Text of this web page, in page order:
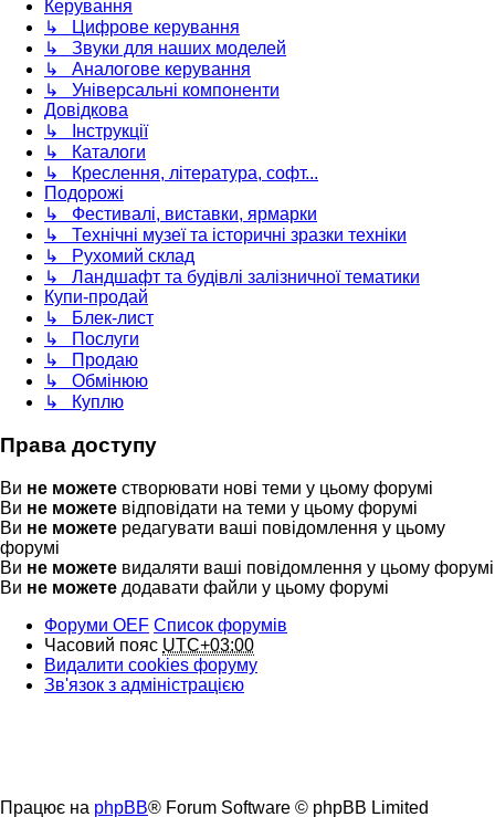
Керування
↳ Цифрове керування
↳ Звуки для наших моделей
↳ Аналогове керування
↳ Універсальні компоненти
Довідкова
↳ Інструкції
↳ Каталоги
↳ Креслення, література, софт...
Подорожі
↳ Фестивалі, виставки, ярмарки
↳ Технічні музеї та історичні зразки техніки
↳ Рухомий склад
↳ Ландшафт та будівлі залізничної тематики
Купи-продай
↳ Блек-лист
↳ Послуги
↳ Продаю
↳ Обмінюю
↳ Куплю
Права доступу
Ви не можете створювати нові теми у цьому форумі
Ви не можете відповідати на теми у цьому форумі
Ви не можете редагувати ваші повідомлення у цьому
форумі
Ви не можете видаляти ваші повідомлення у цьому форумі
Ви не можете додавати файли у цьому форумі
Форуми OEF Список форумів
Часовий пояс UTC+03:00
Видалити cookies форуму
Зв'язок з адміністрацією
Працює на phpBB® Forum Software © phpBB Limited